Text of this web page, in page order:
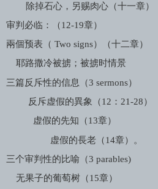
除掉石心，另赐肉心（十一章）
审判必临：（12-19章）
兩個预表（ Two signs）（十二章）
耶路撒冷被掳；被掳时情景
三篇反斥性的信息（3 sermons）
反斥虚假的異象（12 ： 21-28）
虚假的先知（13章）
虚假的長老（14章）。
三个审判性的比喻（3 parables)
无果子的葡萄树（15章）